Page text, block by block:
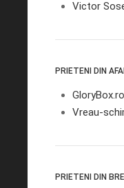
Victor
PRIETENI DIN
GloryBox.ro
Vreau-
PRIETENI DIN